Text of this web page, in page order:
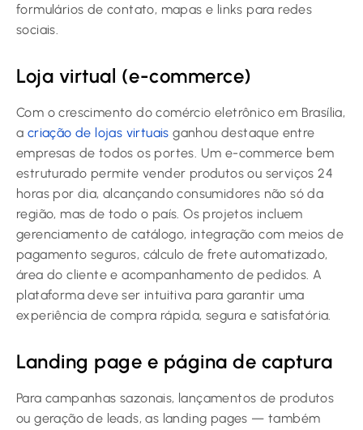
formulários de contato, mapas e links para redes
sociais.
Loja virtual (e-commerce)
Com o crescimento do comércio eletrônico em Brasília,
a criação de lojas virtuais ganhou destaque entre
empresas de todos os portes. Um e-commerce bem
estruturado permite vender produtos ou serviços 24
horas por dia, alcançando consumidores não só da
região, mas de todo o país. Os projetos incluem
gerenciamento de catálogo, integração com meios de
pagamento seguros, cálculo de frete automatizado,
área do cliente e acompanhamento de pedidos. A
plataforma deve ser intuitiva para garantir uma
experiência de compra rápida, segura e satisfatória.
Landing page e página de captura
Para campanhas sazonais, lançamentos de produtos
ou geração de leads, as landing pages — também